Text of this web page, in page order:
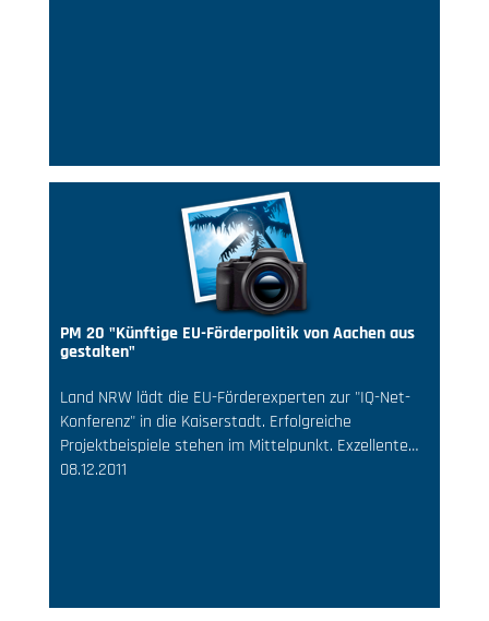
PM 20 "Künftige EU-Förderpolitik von Aachen aus
gestalten"
Land NRW lädt die EU-Förderexperten zur "IQ-Net-
Konferenz" in die Kaiserstadt. Erfolgreiche
Projektbeispiele stehen im Mittelpunkt. Exzellente…
08.12.2011